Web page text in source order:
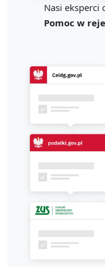
Nasi eksperci
Pomoc w